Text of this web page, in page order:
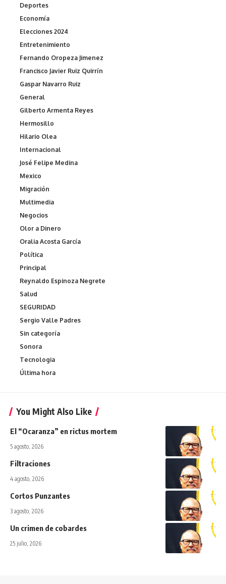
Deportes
Economía
Elecciones 2024
Entretenimiento
Fernando Oropeza Jimenez
Francisco Javier Ruiz Quirrín
Gaspar Navarro Ruiz
General
Gilberto Armenta Reyes
Hermosillo
Hilario Olea
Internacional
José Felipe Medina
Mexico
Migración
Multimedia
Negocios
Olor a Dinero
Oralia Acosta García
Política
Principal
Reynaldo Espinoza Negrete
Salud
SEGURIDAD
Sergio Valle Padres
Sin categoría
Sonora
Tecnologia
Última hora
You Might Also Like
El “Ocaranza” en rictus mortem
5 agosto, 2026
Filtraciones
4 agosto, 2026
Cortos Punzantes
3 agosto, 2026
Un crimen de cobardes
25 julio, 2026